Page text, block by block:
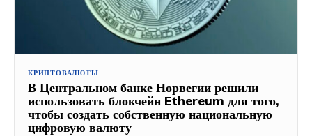
КРИПТОВАЛЮТЫ
В Центральном банке Норвегии решили
использовать блокчейн Ethereum для того,
чтобы создать собственную национальную
цифровую валюту